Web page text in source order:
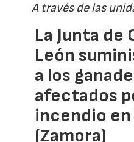
A través de las
La Junta de
León
a los
afectados
incendio
(Zamora)